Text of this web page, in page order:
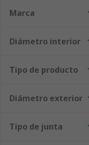
Marca
Diámetro interior
Tipo de producto
Diámetro exterior
Tipo de junta